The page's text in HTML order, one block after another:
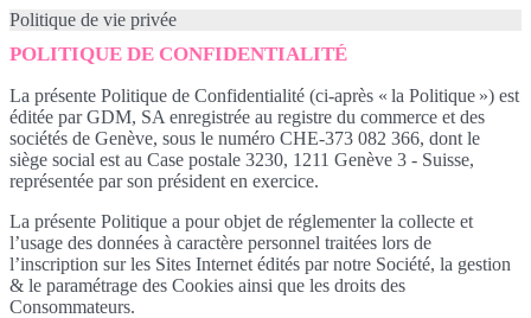
Politique de vie privée
POLITIQUE DE CONFIDENTIALITÉ
La présente Politique de Confidentialité (ci-après « la Politique ») est
éditée par GDM, SA enregistrée au registre du commerce et des
sociétés de Genève, sous le numéro CHE-373 082 366, dont le
siège social est au Case postale 3230, 1211 Genève 3 - Suisse,
représentée par son président en exercice.
La présente Politique a pour objet de réglementer la collecte et
l’usage des données à caractère personnel traitées lors de
l’inscription sur les Sites Internet édités par notre Société, la gestion
& le paramétrage des Cookies ainsi que les droits des
Consommateurs.